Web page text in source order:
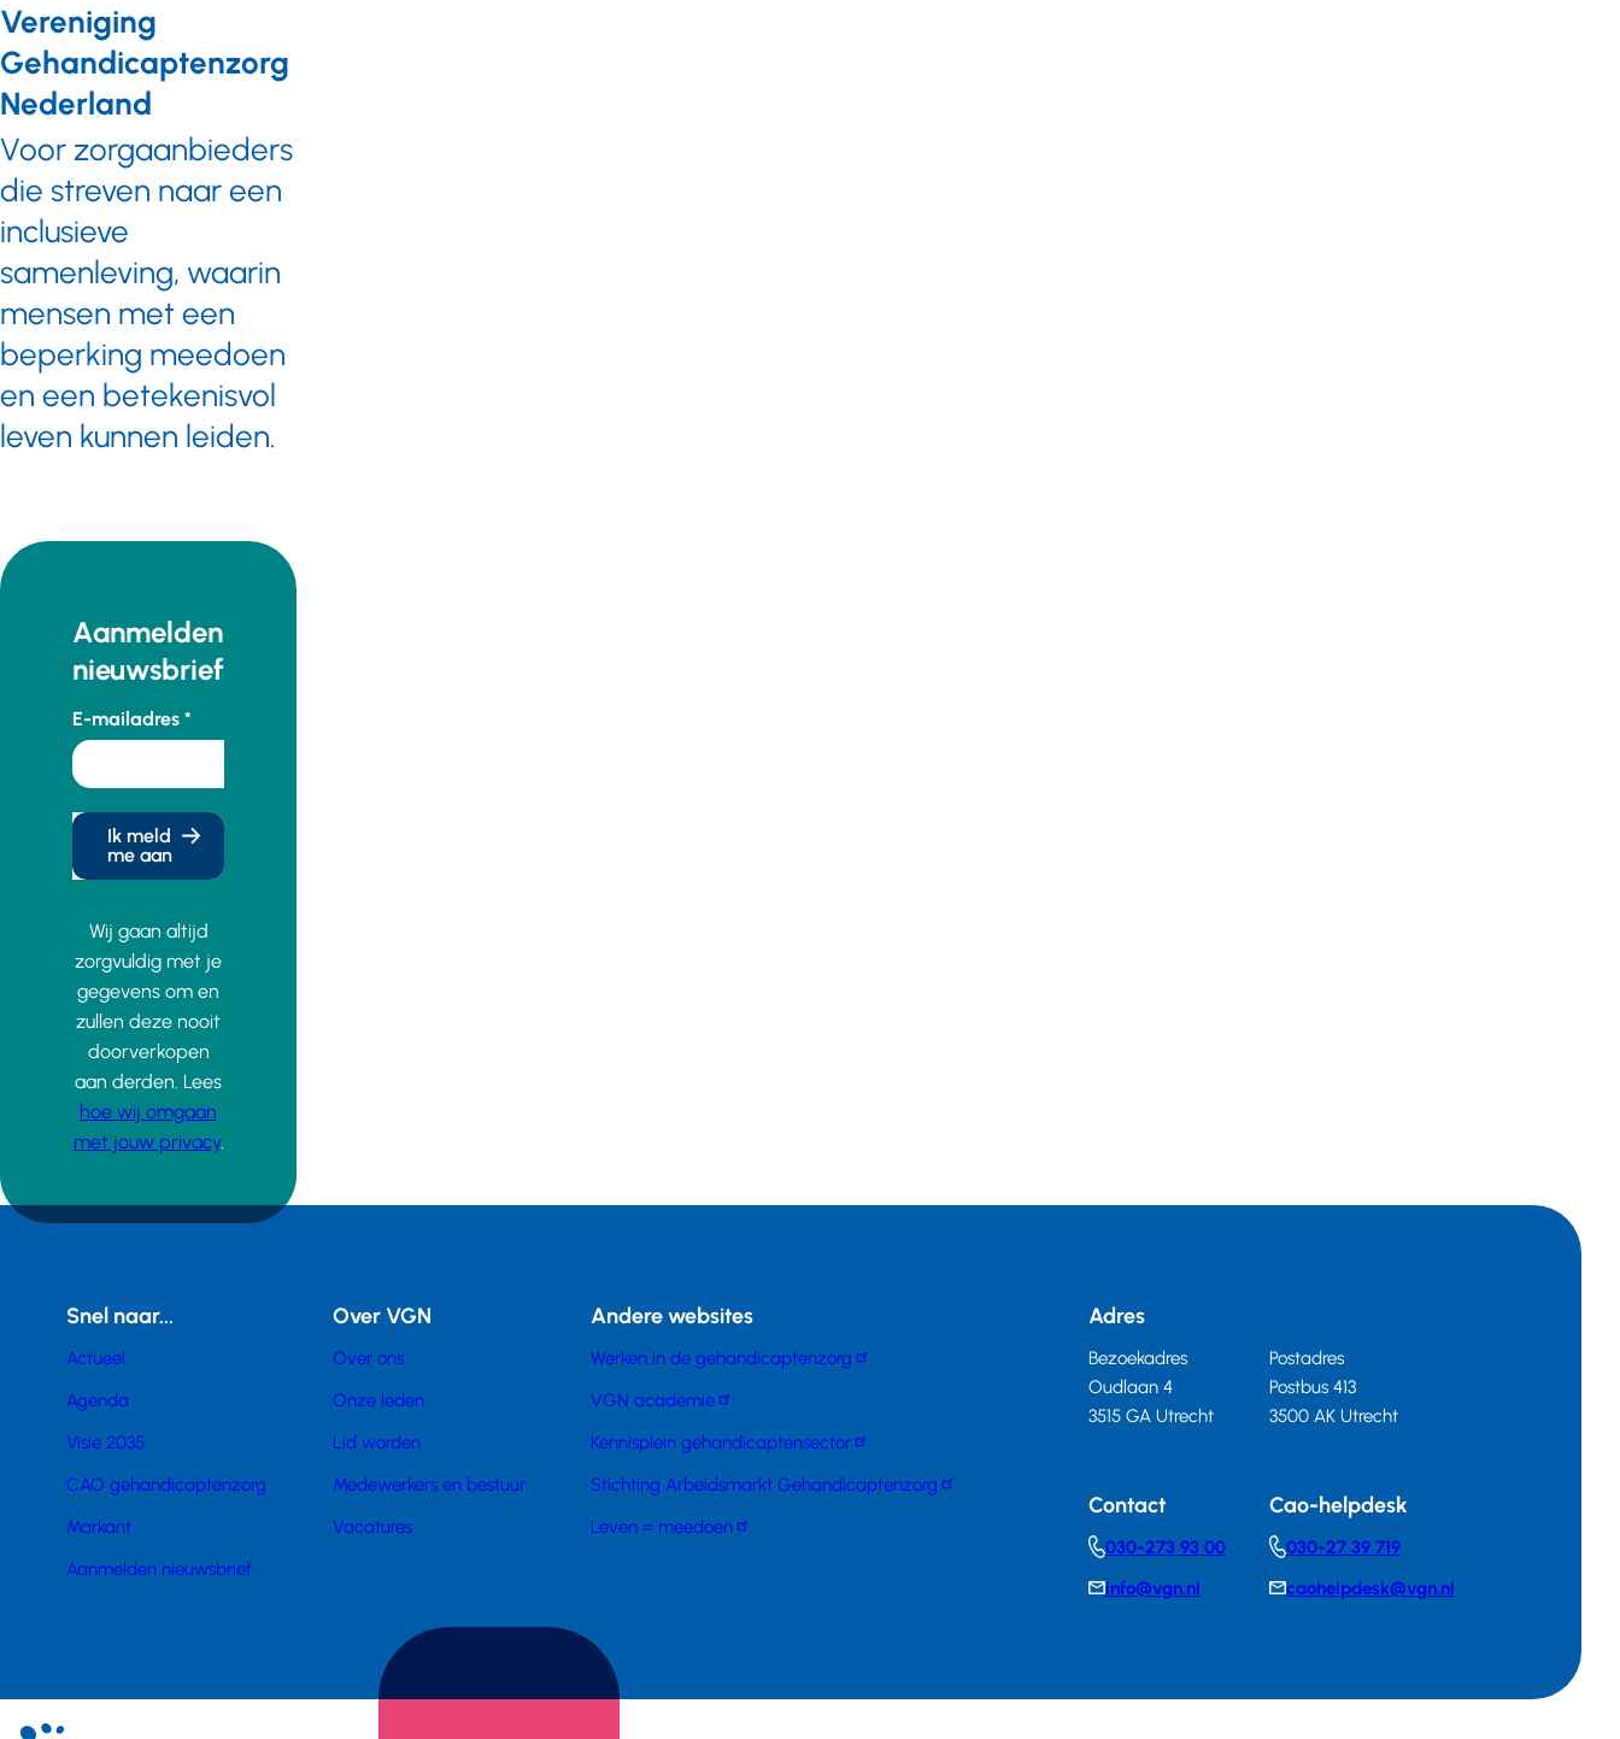
Vereniging
Gehandicaptenzorg
Nederland
Voor zorgaanbieders
die streven naar een
inclusieve
samenleving, waarin
mensen met een
beperking meedoen
en een betekenisvol
leven kunnen leiden.
Aanmelden
nieuwsbrief
E-mailadres
Ik meld
me aan
Wij gaan altijd
zorgvuldig met je
gegevens om en
zullen deze nooit
doorverkopen
aan derden. Lees
hoe wij omgaan
met jouw privacy.
Snel naar...
Actueel
Agenda
Visie 2035
CAO gehandicaptenzorg
Markant
Aanmelden nieuwsbrief
Over VGN
Over ons
Onze leden
Lid worden
Medewerkers en bestuur
Vacatures
Andere websites
Werken in de gehandicaptenzorg
VGN academie
Kennisplein gehandicaptensector
Stichting Arbeidsmarkt Gehandicaptenzorg
Leven = meedoen
Adres
Bezoekadres
Oudlaan 4
3515 GA Utrecht
Postadres
Postbus 413
3500 AK Utrecht
Contact
Telephonenumber
030-273 93 00
E-info@vgn.nl
Cao-helpdesk
Telephonenumber
030-27 39 719
E-caohelpdesk@vgn.nl